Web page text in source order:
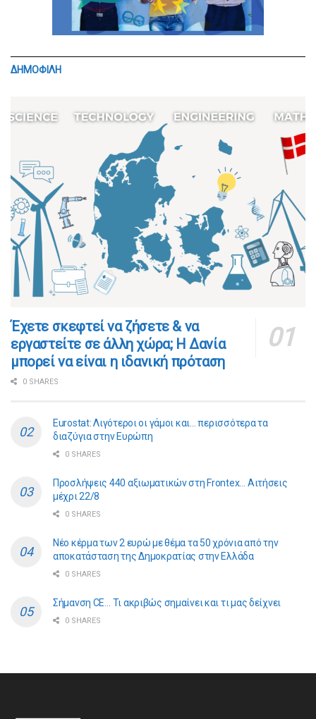
ΔΗΜΟΦΙΛΗ
​​Έχετε σκεφτεί να ζήσετε & να
εργαστείτε σε άλλη χώρα; Η Δανία
μπορεί να είναι η ιδανική πρόταση
0 SHARES
Eurostat: Λιγότεροι οι γάμοι και… περισσότερα τα
διαζύγια στην Ευρώπη
0 SHARES
Προσλήψεις 440 αξιωματικών στη Frontex… Αιτήσεις
μέχρι 22/8
0 SHARES
Νέο κέρμα των 2 ευρώ με θέμα τα 50 χρόνια από την
αποκατάσταση της Δημοκρατίας στην Ελλάδα
0 SHARES
Σήμανση CE… Τι ακριβώς σημαίνει και τι μας δείχνει
0 SHARES